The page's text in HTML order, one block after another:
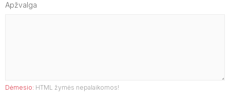
Apžvalga
Dėmesio: HTML žymės nepalaikomos!